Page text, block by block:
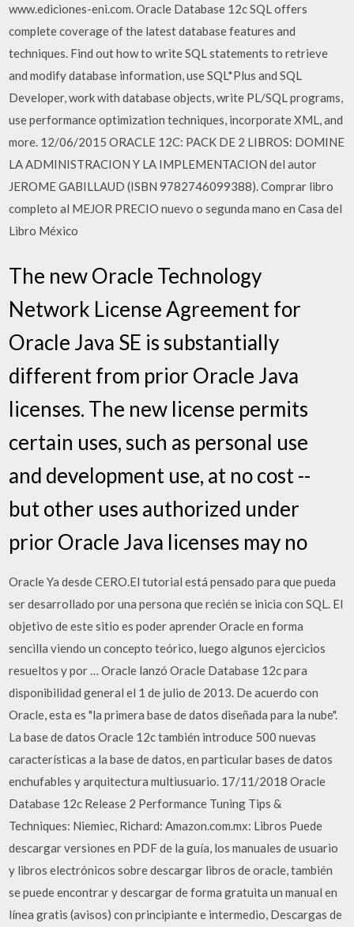
www.ediciones-eni.com. Oracle Database 12c SQL offers
complete coverage of the latest database features and
techniques. Find out how to write SQL statements to retrieve
and modify database information, use SQL*Plus and SQL
Developer, work with database objects, write PL/SQL programs,
use performance optimization techniques, incorporate XML, and
more. 12/06/2015 ORACLE 12C: PACK DE 2 LIBROS: DOMINE
LA ADMINISTRACION Y LA IMPLEMENTACION del autor
JEROME GABILLAUD (ISBN 9782746099388). Comprar libro
completo al MEJOR PRECIO nuevo o segunda mano en Casa del
Libro México
The new Oracle Technology
Network License Agreement for
Oracle Java SE is substantially
different from prior Oracle Java
licenses. The new license permits
certain uses, such as personal use
and development use, at no cost --
but other uses authorized under
prior Oracle Java licenses may no
Oracle Ya desde CERO.El tutorial está pensado para que pueda
ser desarrollado por una persona que recién se inicia con SQL. El
objetivo de este sitio es poder aprender Oracle en forma
sencilla viendo un concepto teórico, luego algunos ejercicios
resueltos y por … Oracle lanzó Oracle Database 12c para
disponibilidad general el 1 de julio de 2013. De acuerdo con
Oracle, esta es "la primera base de datos diseñada para la nube".
La base de datos Oracle 12c también introduce 500 nuevas
características a la base de datos, en particular bases de datos
enchufables y arquitectura multiusuario. 17/11/2018 Oracle
Database 12c Release 2 Performance Tuning Tips &
Techniques: Niemiec, Richard: Amazon.com.mx: Libros Puede
descargar versiones en PDF de la guía, los manuales de usuario
y libros electrónicos sobre descargar libros de oracle, también
se puede encontrar y descargar de forma gratuita un manual en
línea gratis (avisos) con principiante e intermedio, Descargas de